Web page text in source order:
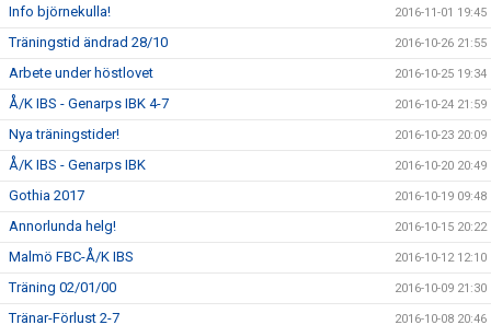
Info björnekulla! 2016-11-01 19:45
Träningstid ändrad 28/10 2016-10-26 21:55
Arbete under höstlovet 2016-10-25 19:34
Å/K IBS - Genarps IBK 4-7 2016-10-24 21:59
Nya träningstider! 2016-10-23 20:09
Å/K IBS - Genarps IBK 2016-10-20 20:49
Gothia 2017 2016-10-19 09:48
Annorlunda helg! 2016-10-15 20:22
Malmö FBC-Å/K IBS 2016-10-12 12:10
Träning 02/01/00 2016-10-09 21:30
Tränar-Förlust 2-7 2016-10-08 20:46